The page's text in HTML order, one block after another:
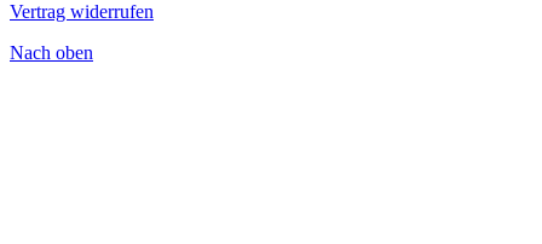
Vertrag widerrufen
Nach oben